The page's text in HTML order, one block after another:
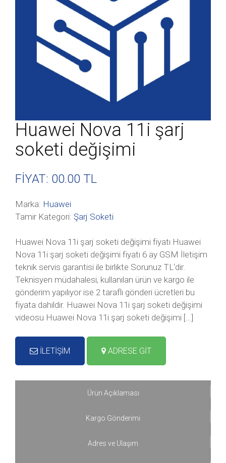
Huawei Nova 11i şarj
soketi değişimi
FİYAT: 00.00 TL
Marka: Huawei
Tamir Kategori: Şarj Soketi
Huawei Nova 11i şarj soketi değişimi fiyatı Huawei
Nova 11i şarj soketi değişimi fiyatı 6 ay GSM İletişim
teknik servis garantisi ile birlikte Sorunuz TL‘dir.
Teknisyen müdahalesi, kullanılan ürün ve kargo ile
gönderim yapılıyor ise 2 taraflı gönderi ücretleri bu
fiyata dahildir. Huawei Nova 11i şarj soketi değişimi
videosu Huawei Nova 11i şarj soketi değişimi […]
İLETİŞİM ADRESE GİT
Ürün Açıklaması
Kargo Gönderimi
Adres ve Ulaşım